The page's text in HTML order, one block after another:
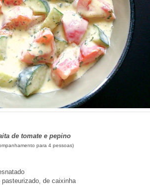
de tomate e pepino
para 4 pessoas)
de caixinha